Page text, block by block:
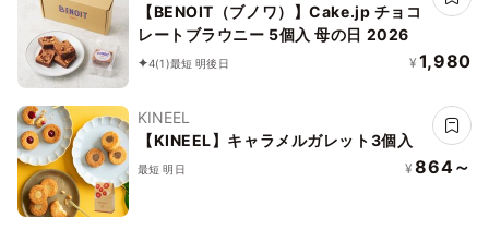
【BENOIT（ブノワ）】Cake.jp チョコ
レートブラウニー 5個入 母の日 2026
4(1)最短 明後日 ¥ 1,980
KINEEL
【KINEEL】キャラメルガレット3個入
最短 明日 ¥ 864～